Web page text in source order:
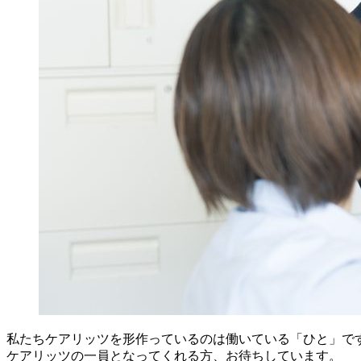
私たちケアリッツを形作っているのは働いている「ひと」で
ケアリッツの一員となってくれる方、お待ちしています。